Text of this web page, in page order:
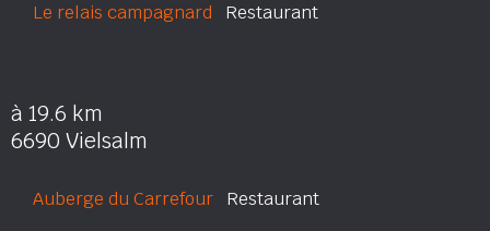
Le relais campagnard Restaurant
à 19.6 km
6690 Vielsalm
Auberge du Carrefour Restaurant